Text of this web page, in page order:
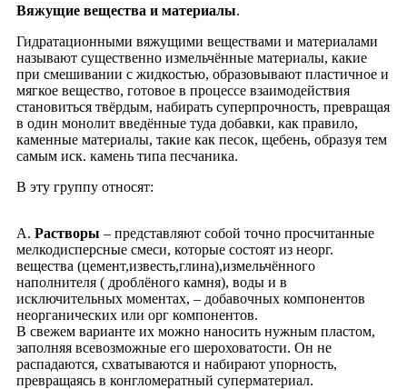
Вяжущие вещества и материалы.
Гидратационными вяжущими веществами и материалами
называют существенно измельчённые материалы, какие
при смешивании с жидкостью, образовывают пластичное и
мягкое вещество, готовое в процессе взаимодействия
становиться твёрдым, набирать суперпрочность, превращая
в один монолит введённые туда добавки, как правило,
каменные материалы, такие как песок, щебень, образуя тем
самым иск. камень типа песчаника.
В эту группу относят:
А. Растворы – представляют собой точно просчитанные
мелкодисперсные смеси, которые состоят из неорг.
вещества (цемент,известь,глина),измельчённого
наполнителя ( дроблёного камня), воды и в
исключительных моментах, – добавочных компонентов
неорганических или орг компонентов.
В свежем варианте их можно наносить нужным пластом,
заполняя всевозможные его шероховатости. Он не
распадаются, схватываются и набирают упорность,
превращаясь в конгломератный суперматериал.